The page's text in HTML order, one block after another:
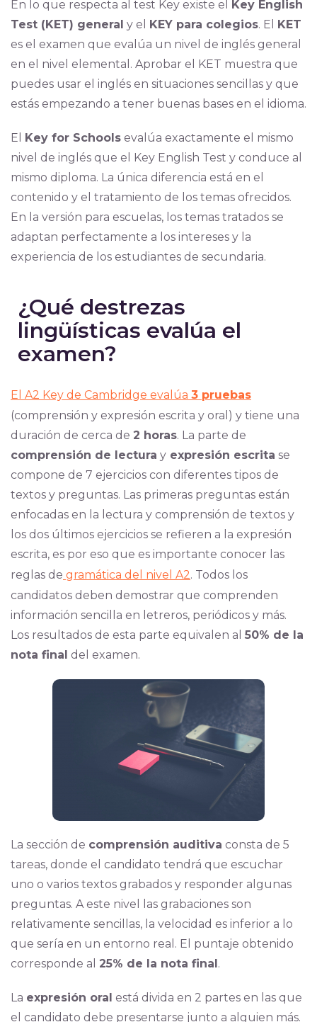
En lo que respecta al test Key existe el
Key English
Test (KET) general y el KEY para colegios. El KET
es el examen que evalúa un nivel de inglés general
en el nivel elemental. Aprobar el KET muestra que
puedes usar el inglés en situaciones sencillas y que
estás empezando a tener buenas bases en el idioma.
El Key for Schools evalúa exactamente el mismo
nivel de inglés que el Key English Test y conduce al
mismo diploma. La única diferencia está en el
contenido y el tratamiento de los temas ofrecidos.
En la versión para escuelas, los temas tratados se
adaptan perfectamente a los intereses y la
experiencia de los estudiantes de secundaria.
¿Qué destrezas
lingüísticas evalúa el
examen?
El A2 Key de Cambridge evalúa 3 pruebas
(comprensión y expresión escrita y oral) y tiene una
duración de cerca de 2 horas. La parte de
comprensión de lectura y expresión escrita se
compone de 7 ejercicios con diferentes tipos de
textos y preguntas. Las primeras preguntas están
enfocadas en la lectura y comprensión de textos y
los dos últimos ejercicios se refieren a la expresión
escrita, es por eso que es importante conocer las
reglas de gramática del nivel A2. Todos los
candidatos deben demostrar que comprenden
información sencilla en letreros, periódicos y más.
Los resultados de esta parte equivalen al 50% de la
nota final del examen.
La sección de comprensión auditiva consta de 5
tareas, donde el candidato tendrá que escuchar
uno o varios textos grabados y responder algunas
preguntas. A este nivel las grabaciones son
relativamente sencillas, la velocidad es inferior a lo
que sería en un entorno real. El puntaje obtenido
corresponde al 25% de la nota final.
La expresión oral está divida en 2 partes en las que
el candidato debe presentarse junto a alguien más.